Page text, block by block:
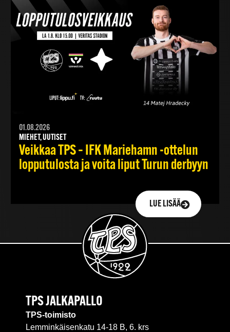
01.08.2026
MIEHET, UUTISET
Veikkaa TPS – IFK Mariehamn -ottelun
lopputulosta ja voita liput Turun derbyyn
LUE LISÄÄ
TPS JALKAPALLO
TPS-toimisto
Lemminkäisenkatu 14-18 B, 6. krs